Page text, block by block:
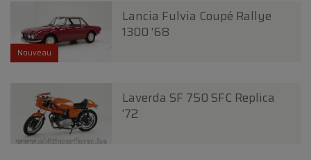
Nouveau
Lancia Fulvia Coupé Rallye
1300 '68
Laverda SF 750 SFC Replica
'72